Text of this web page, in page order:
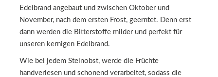
Edelbrand angebaut und zwischen Oktober und
November, nach dem ersten Frost, geerntet. Denn erst
dann werden die Bitterstoffe milder und perfekt für
unseren kernigen Edelbrand.
Wie bei jedem Steinobst, werde die Früchte
handverlesen und schonend verarbeitet, sodass die